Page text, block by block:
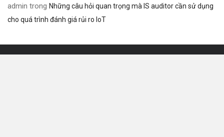
admin trong Những câu hỏi quan trọng mà IS auditor cần sử dụng
cho quá trình đánh giá rủi ro IoT